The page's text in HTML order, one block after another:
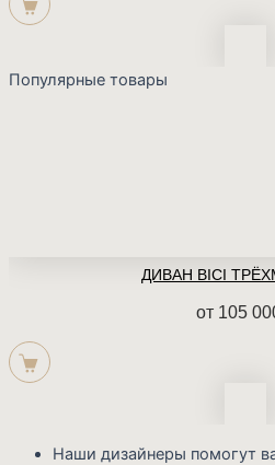
Популярные товары
ДИВАН BICI
от 105
Наши дизайнеры помогут